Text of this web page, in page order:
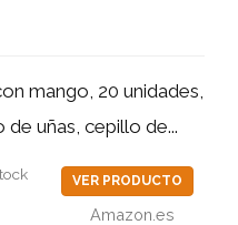
mango, 20 unidades,
uñas, cepillo de...
VER PRODUCTO
Amazon.es